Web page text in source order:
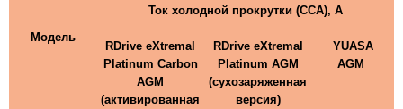
Модель
Ток холодной прокрутки (ССА), А
RDrive eXtremal
Platinum Carbon
AGM
(активированная
RDrive eXtremal
Platinum AGM
(сухозаряженная
версия)
YUASA
AGM